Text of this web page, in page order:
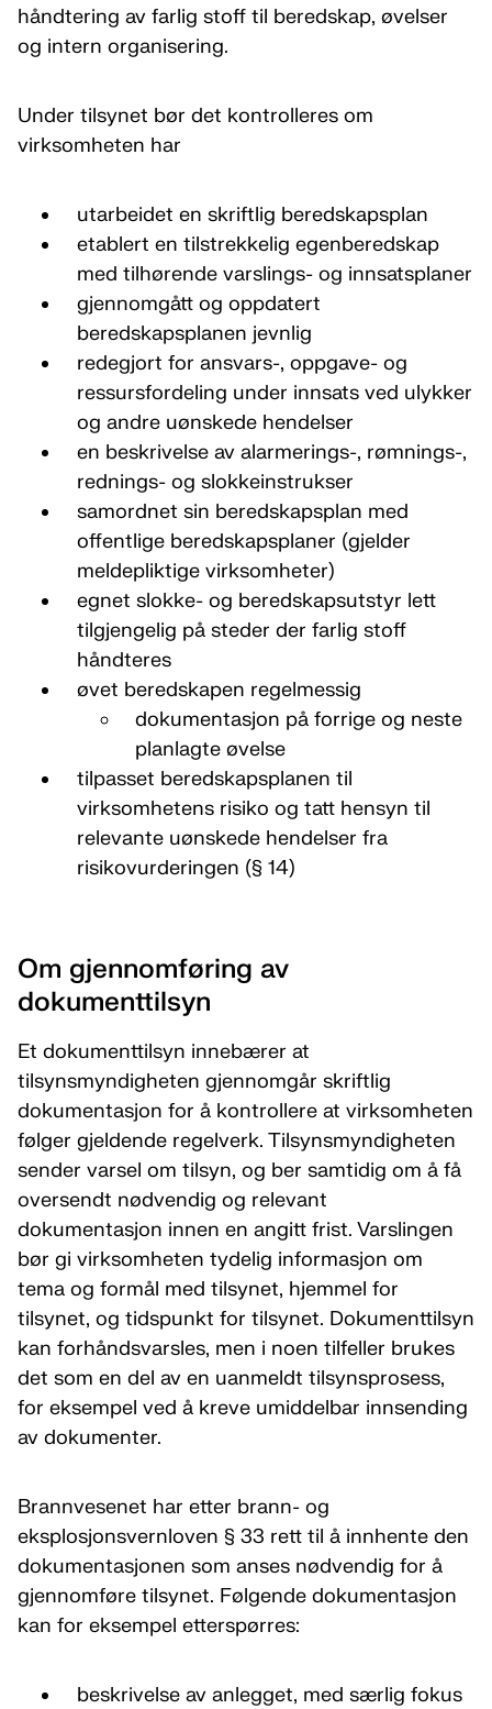
håndtering av farlig stoff til beredskap, øvelser
og intern organisering.
Under tilsynet bør det kontrolleres om
virksomheten har
utarbeidet en skriftlig beredskapsplan
etablert en tilstrekkelig egenberedskap
med tilhørende varslings- og innsatsplaner
gjennomgått og oppdatert
beredskapsplanen jevnlig
redegjort for ansvars-, oppgave- og
ressursfordeling under innsats ved ulykker
og andre uønskede hendelser
en beskrivelse av alarmerings-, rømnings-,
rednings- og slokkeinstrukser
samordnet sin beredskapsplan med
offentlige beredskapsplaner (gjelder
meldepliktige virksomheter)
egnet slokke- og beredskapsutstyr lett
tilgjengelig på steder der farlig stoff
håndteres
øvet beredskapen regelmessig
dokumentasjon på forrige og neste
planlagte øvelse
tilpasset beredskapsplanen til
virksomhetens risiko og tatt hensyn til
relevante uønskede hendelser fra
risikovurderingen (§ 14)
Om gjennomføring av
dokumenttilsyn
Et dokumenttilsyn innebærer at
tilsynsmyndigheten gjennomgår skriftlig
dokumentasjon for å kontrollere at virksomheten
følger gjeldende regelverk. Tilsynsmyndigheten
sender varsel om tilsyn, og ber samtidig om å få
oversendt nødvendig og relevant
dokumentasjon innen en angitt frist. Varslingen
bør gi virksomheten tydelig informasjon om
tema og formål med tilsynet, hjemmel for
tilsynet, og tidspunkt for tilsynet. Dokumenttilsyn
kan forhåndsvarsles, men i noen tilfeller brukes
det som en del av en uanmeldt tilsynsprosess,
for eksempel ved å kreve umiddelbar innsending
av dokumenter.
Brannvesenet har etter brann- og
eksplosjonsvernloven § 33 rett til å innhente den
dokumentasjonen som anses nødvendig for å
gjennomføre tilsynet. Følgende dokumentasjon
kan for eksempel etterspørres:
beskrivelse av anlegget, med særlig fokus